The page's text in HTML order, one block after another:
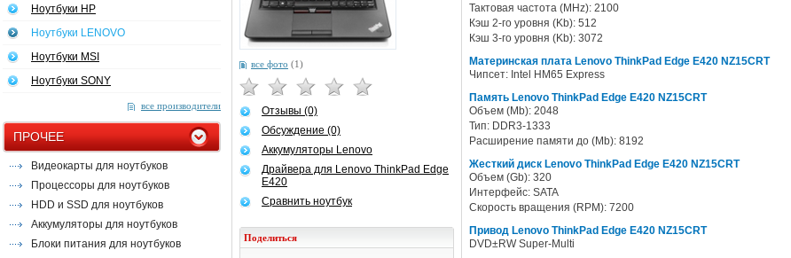
Ноутбуки HP
Ноутбуки LENOVO
Ноутбуки MSI
Ноутбуки SONY
все производители
ПРОЧЕЕ
Видеокарты для ноутбуков
Процессоры для ноутбуков
HDD и SSD для ноутбуков
Аккумуляторы для ноутбуков
Блоки питания для ноутбуков
все фото (1)
Отзывы (0)
Обсуждение (0)
Аккумуляторы Lenovo
Драйвера для Lenovo ThinkPad Edge
E420
Сравнить ноутбук
Поделиться
Тактовая частота (MHz): 2100
Кэш 2-го уровня (Kb): 512
Кэш 3-го уровня (Kb): 3072
Материнская плата Lenovo ThinkPad Edge E420 NZ15CRT
Чипсет: Intel HM65 Express
Память Lenovo ThinkPad Edge E420 NZ15CRT
Объем (Mb): 2048
Тип: DDR3-1333
Расширение памяти до (Mb): 8192
Жесткий диск Lenovo ThinkPad Edge E420 NZ15CRT
Объем (Gb): 320
Интерфейс: SATA
Скорость вращения (RPM): 7200
Привод Lenovo ThinkPad Edge E420 NZ15CRT
DVD±RW Super-Multi